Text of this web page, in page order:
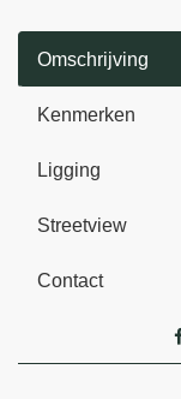
Omschrijving
Kenmerken
Ligging
Streetview
Contact